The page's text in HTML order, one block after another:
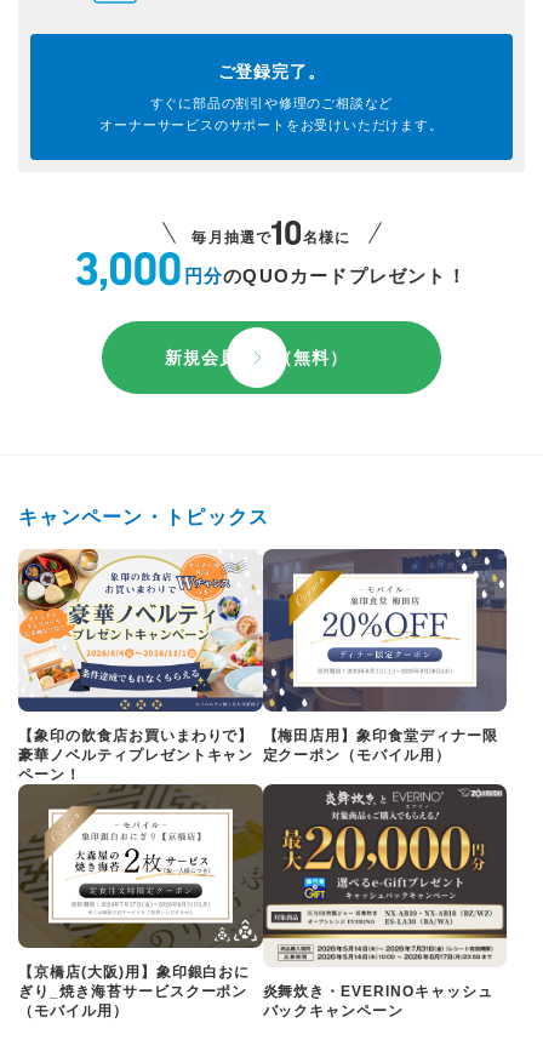
ご登録完了。
すぐに部品の割引や修理のご相談など
オーナーサービスのサポートを お受けいただけます。
毎月抽選で 名様に
円分のQUOカードプレゼント！
新規会員登録（無料）
キャンペーン・トピックス
【象印の飲食店お買いまわりで】
豪華ノベルティプレゼントキャン
ペーン！
【梅田店用】象印食堂ディナー限
定クーポン（モバイル用）
【京橋店(大阪)用】象印銀白おに
ぎり_焼き海苔サービスクーポン
（モバイル用）
炎舞炊き・EVERINOキャッシュ
バックキャンペーン